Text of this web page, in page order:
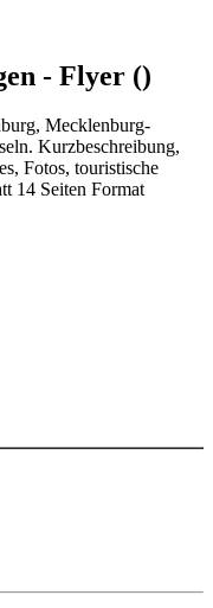
- Flyer ()
Mecklenburg-
Kurzbeschreibung,
Fotos, touristische
14 Seiten Format